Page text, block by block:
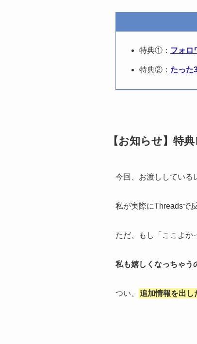
特典①： フォロ
特典②： たった
【お知らせ】特
今回、お渡ししている
私が実際にThreadsで
ただ、もし「ここよ
私も嬉しくなっちゃう
つい、 追加情報を出し